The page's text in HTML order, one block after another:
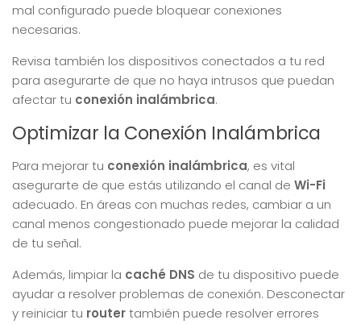
mal configurado puede bloquear conexiones
necesarias.
Revisa también los dispositivos conectados a tu red
para asegurarte de que no haya intrusos que puedan
afectar tu conexión inalámbrica.
Optimizar la Conexión Inalámbrica
Para mejorar tu conexión inalámbrica, es vital
asegurarte de que estás utilizando el canal de Wi-Fi
adecuado. En áreas con muchas redes, cambiar a un
canal menos congestionado puede mejorar la calidad
de tu señal.
Además, limpiar la caché DNS de tu dispositivo puede
ayudar a resolver problemas de conexión. Desconectar
y reiniciar tu routertambién puede resolver errores